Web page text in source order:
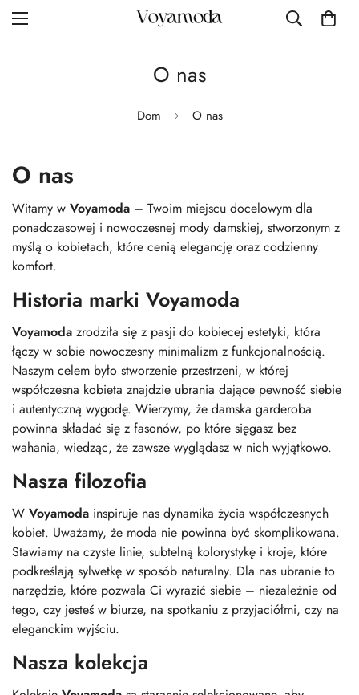
O nas
Dom O nas
O nas
Witamy w Voyamoda – Twoim miejscu docelowym dla
ponadczasowej i nowoczesnej mody damskiej, stworzonym z
myślą o kobietach, które cenią elegancję oraz codzienny
komfort.
Historia marki Voyamoda
Voyamoda zrodziła się z pasji do kobiecej estetyki, która
łączy w sobie nowoczesny minimalizm z funkcjonalnością.
Naszym celem było stworzenie przestrzeni, w której
współczesna kobieta znajdzie ubrania dające pewność siebie
i autentyczną wygodę. Wierzymy, że damska garderoba
powinna składać się z fasonów, po które sięgasz bez
wahania, wiedząc, że zawsze wyglądasz w nich wyjątkowo.
Nasza filozofia
W Voyamoda inspiruje nas dynamika życia współczesnych
kobiet. Uważamy, że moda nie powinna być skomplikowana.
Stawiamy na czyste linie, subtelną kolorystykę i kroje, które
podkreślają sylwetkę w sposób naturalny. Dla nas ubranie to
narzędzie, które pozwala Ci wyrazić siebie – niezależnie od
tego, czy jesteś w biurze, na spotkaniu z przyjaciółmi, czy na
eleganckim wyjściu.
Nasza kolekcja